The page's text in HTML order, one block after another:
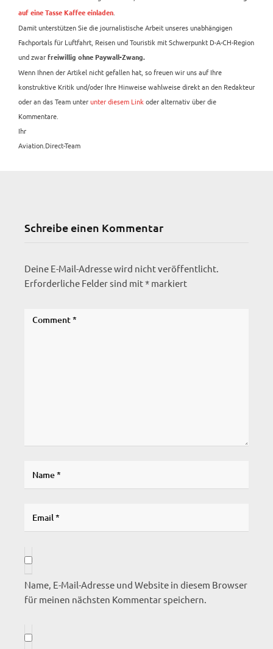
auf eine Tasse Kaffee einladen.
Damit unterstützen Sie die journalistische Arbeit unseres unabhängigen
Fachportals für Luftfahrt, Reisen und Touristik mit Schwerpunkt D-A-CH-Region
und zwar freiwillig ohne Paywall-Zwang.
Wenn Ihnen der Artikel nicht gefallen hat, so freuen wir uns auf Ihre
konstruktive Kritik und/oder Ihre Hinweise wahlweise direkt an den Redakteur
oder an das Team unterunter diesem Linkoder alternativ über die
Kommentare.
Ihr
Aviation.Direct-Team
Schreibe einen Kommentar
Deine E-Mail-Adresse wird nicht veröffentlicht.
Erforderliche Felder sind mit* markiert
Name, E-Mail-Adresse und Website in diesem Browser
für meinen nächsten Kommentar speichern.